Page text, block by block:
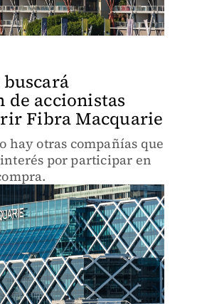
de accionistas
Fibra Macquarie
hay otras compañías que
por participar en